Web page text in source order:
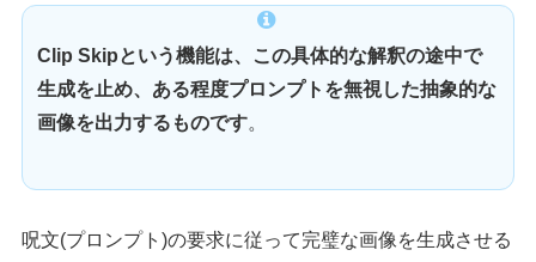
Clip Skipという機能は、この具体的な解釈の途中で
生成を止め、ある程度プロンプトを無視した抽象的な
画像を出力するものです。
呪文(プロンプト)の要求に従って完璧な画像を生成させる